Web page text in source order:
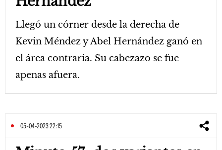
Llegó un córner desde la derecha de
Kevin Méndez y Abel Hernández ganó en
el área contraria. Su cabezazo se fue
apenas afuera.
05-04-2023 22:15